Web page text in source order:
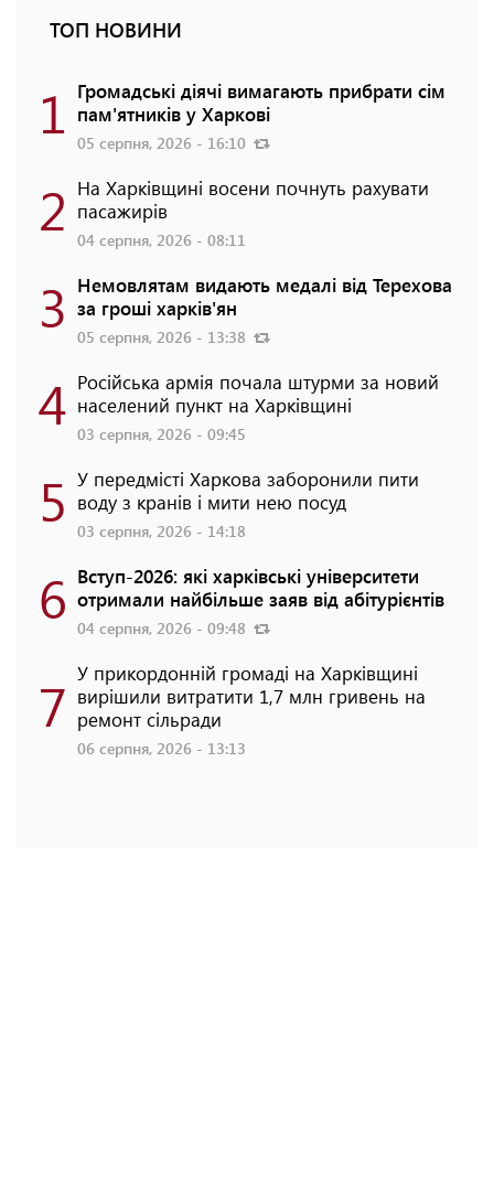
ТОП НОВИНИ
1 Громадські діячі вимагають прибрати сім
пам'ятників у Харкові
05 серпня, 2026 - 16:10
2 На Харківщині восени почнуть рахувати
пасажирів
04 серпня, 2026 - 08:11
3 Немовлятам видають медалі від Терехова
за гроші харків'ян
05 серпня, 2026 - 13:38
4 Російська армія почала штурми за новий
населений пункт на Харківщині
03 серпня, 2026 - 09:45
5 У передмісті Харкова заборонили пити
воду з кранів і мити нею посуд
03 серпня, 2026 - 14:18
6 Вступ-2026: які харківські університети
отримали найбільше заяв від абітурієнтів
04 серпня, 2026 - 09:48
7 У прикордонній громаді на Харківщині
вирішили витратити 1,7 млн гривень на
ремонт сільради
06 серпня, 2026 - 13:13